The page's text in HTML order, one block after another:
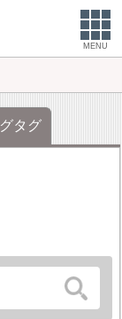
MENU
タグ